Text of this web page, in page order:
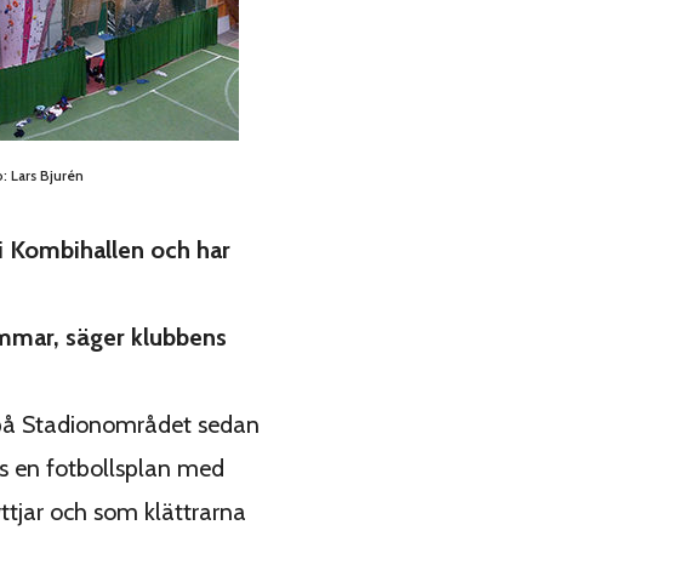
Lars Bjurén
och har
säger klubbens
Stadionområdet sedan
en fotbollsplan med
och som klättrarna